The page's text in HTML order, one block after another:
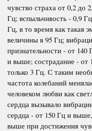
чувство страха от 0,2 до
Гц; вспыльчивость - 0,9
Гц, в то время как такая
величины в 95 Гц;
признательности - от
и выше; сострадание - от
только 3 Гц. С таким
частота колебаний
человеком любви как
сердца вызывало
сердца - от 150 Гц и
выше при достижения